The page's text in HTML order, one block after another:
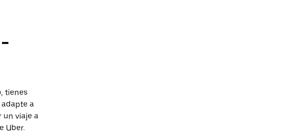
tienes
adapte a
un viaje a
Uber.